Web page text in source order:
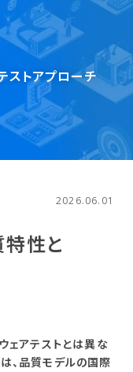
ストアプローチ
2026.06.01
性と​
ェアテストとは異な
、品質モデルの国際